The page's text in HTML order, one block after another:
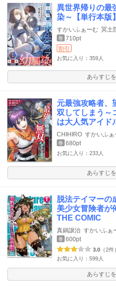
異世界帰りの最
染～【単行本版】
すかいふぁーむ 冥土
巻 710pt
割引
お気に入り：359人
あらすじ
元最強攻略者、
双してしまう～
は大人気アイド
CHIHIRO すかいふぁ
巻 680pt
お気に入り：233人
あらすじ
脱法テイマーの
美少女冒険者が
THE COMIC
真鍋譲治 すかいふぁ
巻 600pt
3.0 （2件）
お気に入り：599人
あらすじ